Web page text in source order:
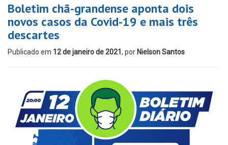
Boletim chã-grandense aponta dois
novos casos da Covid-19 e mais três
descartes
Publicado em 12 de janeiro de 2021 , por Nielson Santos